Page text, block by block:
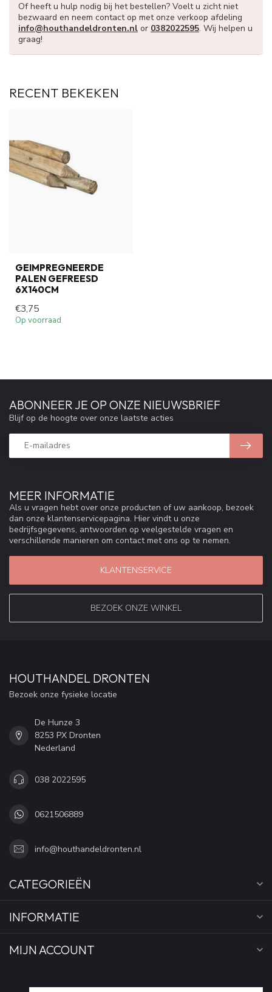
Of heeft u hulp nodig bij het bestellen? Voelt u zicht niet
bezwaard en neem contact op met onze verkoop afdeling
info@houthandeldronten.nl or 0382022595. Wij helpen u
graag!
RECENT BEKEKEN
GEIMPREGNEERDE
PALEN GEFREESD
6X140CM
€3,75
Op voorraad
MEER INFORMATIE
Als u vragen hebt over onze producten of uw aankoop, bezoek
dan onze klantenservicepagina. Hier vindt u onze
bedrijfsgegevens, antwoorden op veelgestelde vragen en
verschillende manieren om contact met ons op te nemen.
KLANTENSERVICE
BEZOEK ONZE WINKEL
ABONNEER JE OP ONZE NIEUWSBRIEF
Blijf op de hoogte over onze laatste acties
HOUTHANDEL DRONTEN
Bezoek onze fysieke locatie
De Hunze 3
8253 PX Dronten
Nederland
038 2022595
0621506889
info@houthandeldronten.nl
CATEGORIEËN
INFORMATIE
MIJN ACCOUNT